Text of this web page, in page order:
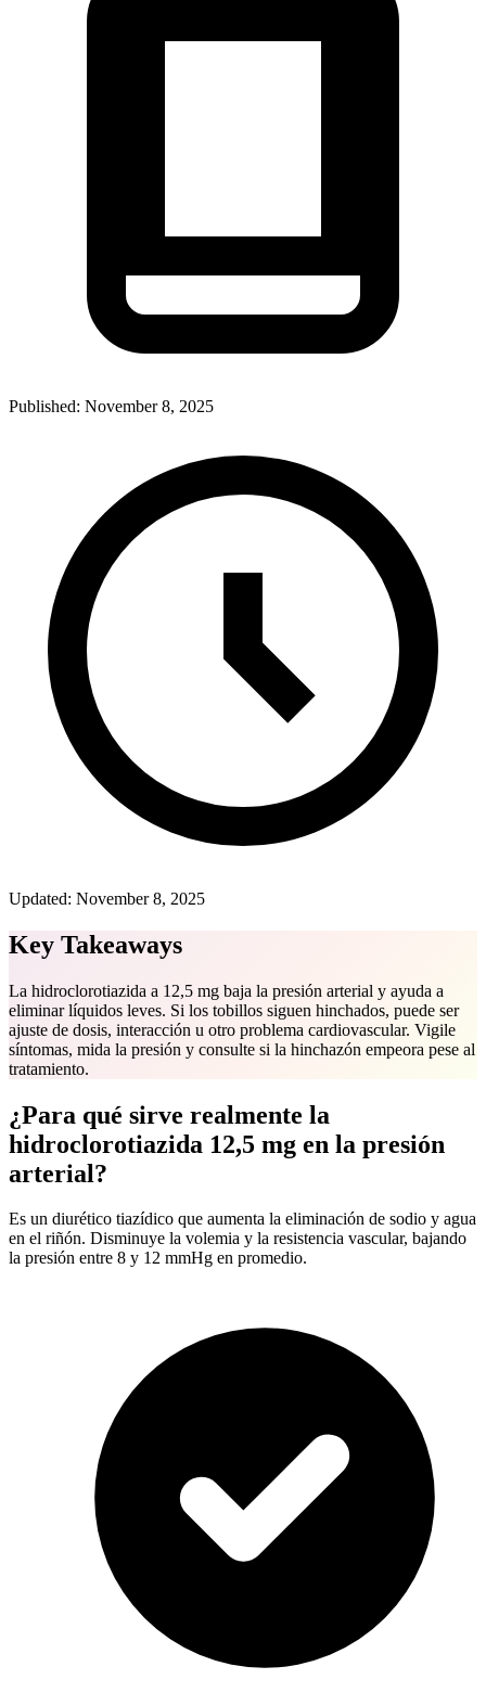
Published: November 8, 2025
Updated: November 8, 2025
Key Takeaways
La hidroclorotiazida a 12,5 mg baja la presión arterial y ayuda a
eliminar líquidos leves. Si los tobillos siguen hinchados, puede ser
ajuste de dosis, interacción u otro problema cardiovascular. Vigile
síntomas, mida la presión y consulte si la hinchazón empeora pese al
tratamiento.
¿Para qué sirve realmente la
hidroclorotiazida 12,5 mg en la presión
arterial?
Es un diurético tiazídico que aumenta la eliminación de sodio y agua
en el riñón. Disminuye la volemia y la resistencia vascular, bajando
la presión entre 8 y 12 mmHg en promedio.